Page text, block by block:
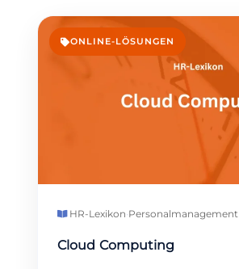
ONLINE-LÖSUNGEN
HR-Lexikon·Personalmanagement
Cloud Computing